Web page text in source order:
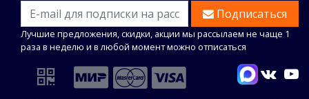
Подписаться
Лучшие предложения, скидки, акции мы рассылаем не чаще 1
раза в неделю и в любой момент можно отписаться